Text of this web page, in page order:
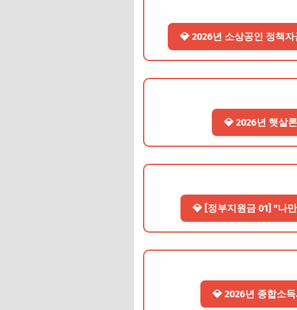
💎 2026년 소상공인 정책
💎 2026년 햇살
💎 [정부지원금 01] "나
💎 2026년 종합소